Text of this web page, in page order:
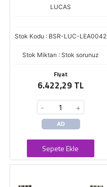
LUCAS
Stok Kodu : BSR-LUC-LEA0042
Stok Miktarı : Stok sorunuz
Fiyat
6.422,29 TL
- +
AD
Sepete Ekle